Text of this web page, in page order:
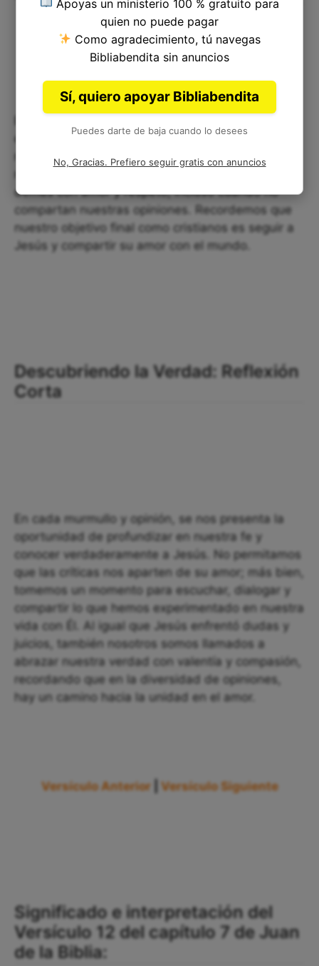
enfrentar críticas y ser objeto de discusión y
murmuración. Sin embargo, también debe
demás con amor y respeto, incluso cuando no
compartan nuestras opiniones. Recordemos que
nuestro objetivo final como cristianos es seguir a
Jesús y compartir su amor con el mundo.
Descubriendo la Verdad: Reflexión
Corta
En cada murmullo y opinión, se nos presenta la
oportunidad de profundizar en nuestra fe y
conocer verdaderamente a Jesús. No permitamos
que las críticas nos aparten de su amor; más bien,
tomemos un momento para escuchar, dialogar y
compartir lo que hemos experimentado en nuestra
vida con Él. Al igual que Jesús enfrentó dudas y
juicios, también nosotros somos llamados a
abrazar nuestra verdad con valentía y compasión,
recordando que en la diversidad de opiniones,
hay un camino hacia la unidad en el amor.
Versículo Anterior Versículo Siguiente
Significado e interpretación del
Versículo 12 del capítulo 7 de Juan
de la Biblia:
Apoyas un ministerio 100 % gratuito para
quien no puede pagar
Como agradecimiento, tú navegas
Bibliabendita sin anuncios
Sí, quiero apoyar Bibliabendita
Puedes darte de baja cuando lo desees
No, Gracias. Prefiero seguir gratis con anuncios